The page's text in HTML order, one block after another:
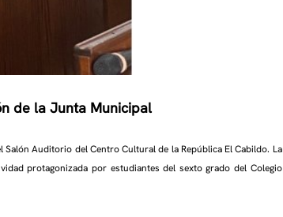
de la Junta Municipal
Auditorio del Centro Cultural de la República El Cabildo. La
protagonizada por estudiantes del sexto grado del Colegio